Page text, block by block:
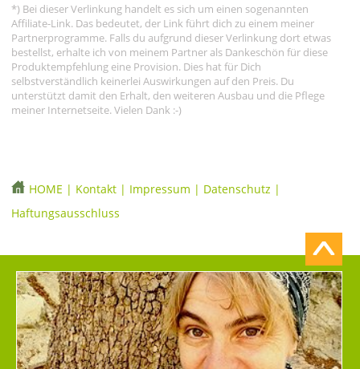
*) Bei dieser Verlinkung handelt es sich um einen sogenannten
Affiliate-Link. Das bedeutet, der Link führt dich zu einem meiner
Partnerprogramme. Falls du aufgrund dieser Verlinkung dort etwas
bestellst, erhalte ich von meinem Partner als Dankeschön für diese
Produktempfehlung eine Provision. Dies hat für Dich
selbstverständlich keinerlei Auswirkungen auf den Preis. Du
unterstützt damit den Erhalt, den weiteren Ausbau und die Pflege
meiner Internetseite. Vielen Dank :-)
HOME | Kontakt | Impressum | Datenschutz |
Haftungsausschluss